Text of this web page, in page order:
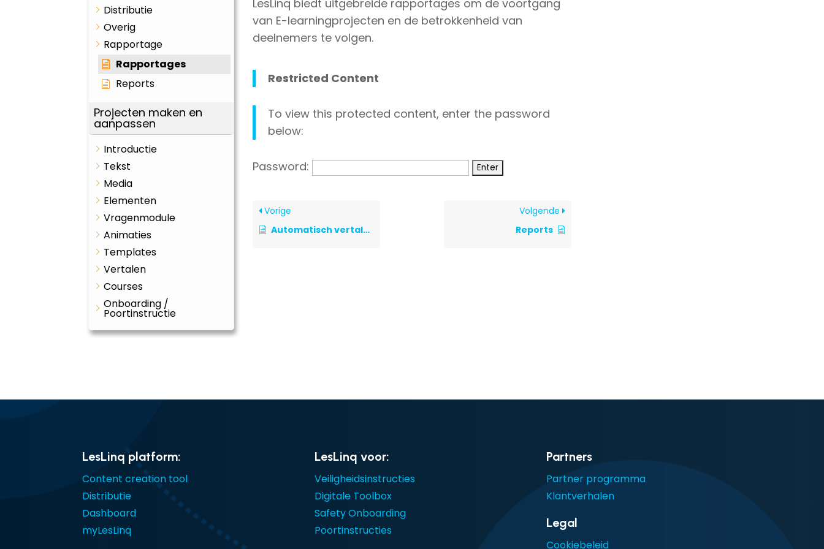
Distributie
Overig
Rapportage
Rapportages
Reports
Projecten maken en
aanpassen
Introductie
Tekst
Media
Elementen
Vragenmodule
Animaties
Templates
Vertalen
Courses
Onboarding /
Poortinstructie
LesLinq biedt uitgebreide rapportages om de voortgang
van E-learningprojecten en de betrokkenheid van
deelnemers te volgen.
Restricted Content
To view this protected content, enter the password
below:
Password:
Vorige
Automatisch vertalen
Volgende
Reports
LesLinq platform:
Content creation tool
Distributie
Dashboard
myLesLinq
LesLinq voor:
Veiligheidsinstructies
Digitale Toolbox
Safety Onboarding
Poortinstructies
Partners
Partner programma
Klantverhalen
Legal
Cookiebeleid